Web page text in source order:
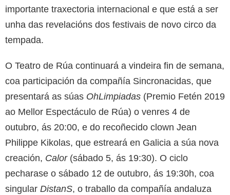
importante traxectoria internacional e que está a ser
unha das revelacións dos festivais de novo circo da
tempada.
O Teatro de Rúa continuará a vindeira fin de semana,
coa participación da compañía Sincronacidas, que
presentará as súas OhLimpiadas (Premio Fetén 2019
ao Mellor Espectáculo de Rúa) o venres 4 de
outubro, ás 20:00, e do recoñecido clown Jean
Philippe Kikolas, que estreará en Galicia a súa nova
creación, Calor(sábado 5, ás 19:30). O ciclo
pecharase o sábado 12 de outubro, ás 19:30h, coa
singular DistanS, o traballo da compañía andaluza